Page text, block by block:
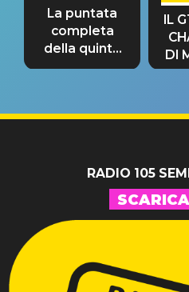
La puntata
completa
della quinta
tappa
IL
DI
RADIO 105